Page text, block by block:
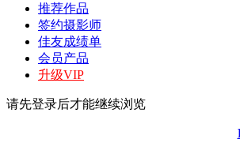
推荐作品
签约摄影师
佳友成绩单
会员产品
升级VIP
请先登录后才能继续浏览